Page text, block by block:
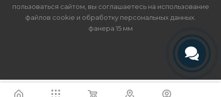
пользоваться сайтом, вы соглашаетесь на использование
файлов cookie и обработку персональных данных
фанера 15 мм